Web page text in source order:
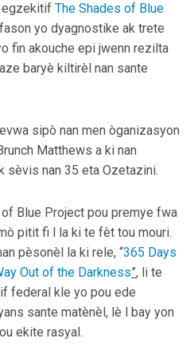
egzekitif The Shades of Blue
yo dyagnostike ak trete
fin akouche epi jwenn rezilta
baryè kiltirèl nan sante
sipò nan men òganizasyon
Matthews a ki nan
sèvis nan 35 eta Ozetazini.
Blue Project pou premye fwa
pitit fi l la ki te fèt tou mouri.
pèsonèl la ki rele, “365 Days
Out of the Darkness”, li te
federal kle yo pou ede
sante matènèl, lè l bay yon
ekite rasyal.